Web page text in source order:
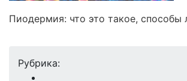
Пиодермия: что это такое, способы
Рубрика: